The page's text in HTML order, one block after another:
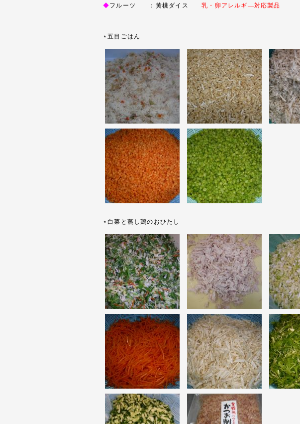
◆フルーツ ：黄桃ダイス 乳・卵アレルギ―対応製品
⋆五目ごはん
⋆白菜と蒸し鶏のおひたし